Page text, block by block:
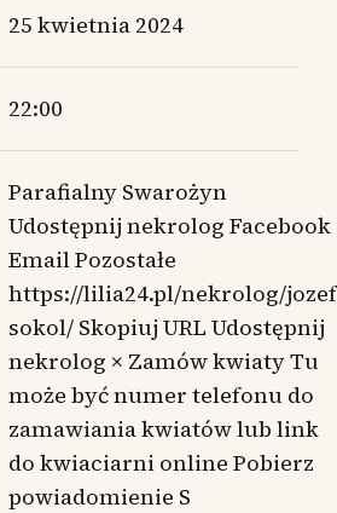
25 kwietnia 2024
22:00
Parafialny Swarożyn
Udostępnij nekrolog Facebook
Email Pozostałe
https://lilia24.pl/nekrolog/
sokol/ Skopiuj URL Udostępnij
nekrolog × Zamów kwiaty Tu
może być numer telefonu do
zamawiania kwiatów lub link
do kwiaciarni online Pobierz
powiadomienie S